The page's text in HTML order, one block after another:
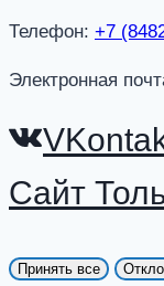
Телефон: +7
Электронная
Сайт
Принять все